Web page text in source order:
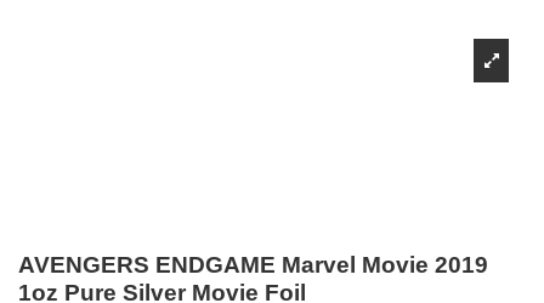
AVENGERS ENDGAME Marvel Movie 2019
1oz Pure Silver Movie Foil